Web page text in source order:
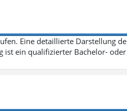
Eine detaillierte Darstellung
ist ein qualifizierter Bachelor-